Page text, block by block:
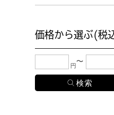
価格から選ぶ(税
下限金額・上限金額
円